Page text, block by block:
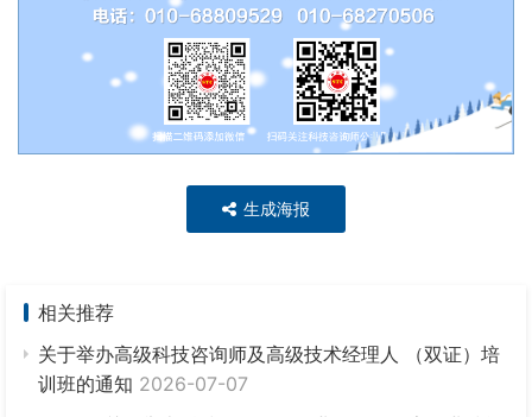
生成海报
相关推荐
关于举办高级科技咨询师及高级技术经理人 （双证）培
训班的通知 2026-07-07